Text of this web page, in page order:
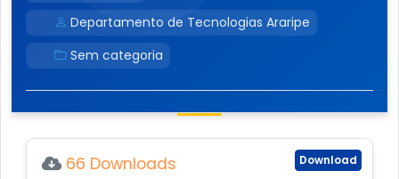
Departamento de Tecnologias Araripe
Sem categoria
Download
66 Downloads